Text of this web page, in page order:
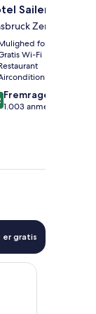
Sailer
Zentrum
for parkering
Wi-Fi
Fremragende
1.003 anmeldelser
er gratis